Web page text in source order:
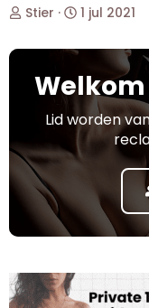
O
d
p
s
t
r
Stier
S
a
t
d
a
u
1 jul 2021
Lid worden